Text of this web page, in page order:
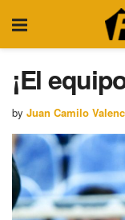
¡El
by Juan Camilo